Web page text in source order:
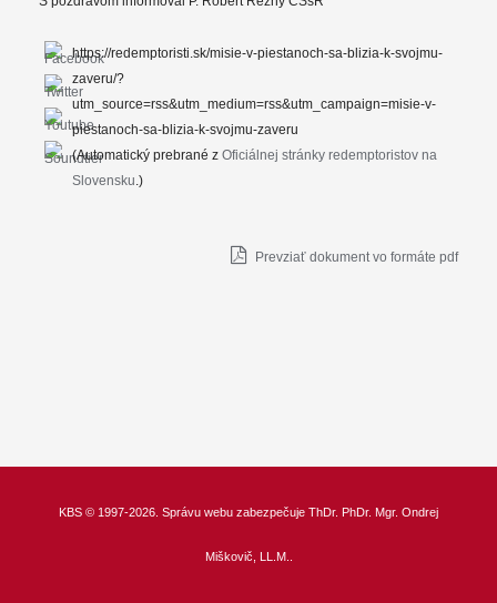
https://redemptoristi.sk/misie-v-piestanoch-sa-blizia-k-svojmu-
zaveru/?
utm_source=rss&utm_medium=rss&utm_campaign=misie-v-
piestanoch-sa-blizia-k-svojmu-zaveru
(Automatický prebrané z Oficiálnej stránky redemptoristov na
Slovensku.)
Prevziať dokument vo formáte pdf
KBS © 1997-2026. Správu webu zabezpečuje ThDr. PhDr. Mgr. Ondrej
Miškovič, LL.M.